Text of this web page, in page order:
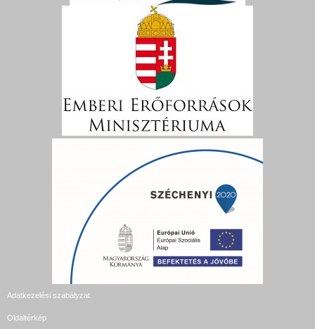
Adatkezelési szabályzat
Oldaltérkép